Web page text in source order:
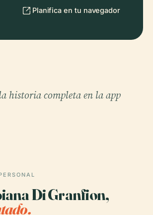
Planifica en tu navegador
historia completa en la app
Di Granfion,